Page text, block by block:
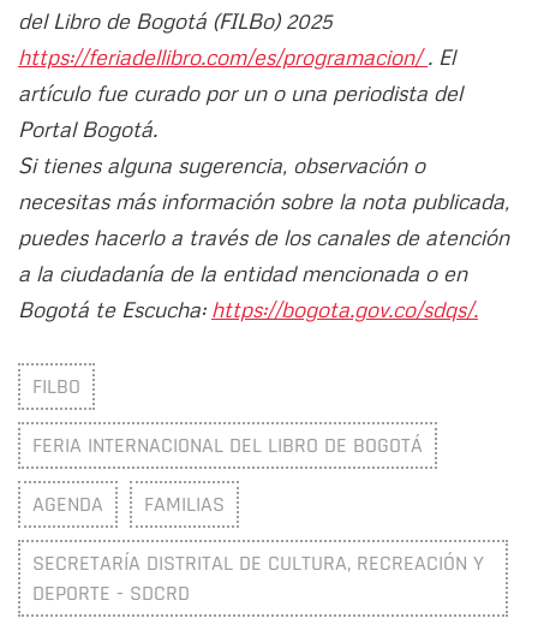
del Libro de Bogotá (FILBo) 2025
https://feriadellibro.com/es/programacion/. El
artículo fue curado por un o una periodista del
Portal Bogotá.
Si tienes alguna sugerencia, observación o
necesitas más información sobre la nota publicada,
puedes hacerlo a través de los canales de atención
a la ciudadanía de la entidad mencionada o en
Bogotá te Escucha: https://bogota.gov.co/sdqs/.
FILBO
FERIA INTERNACIONAL DEL LIBRO DE BOGOTÁ
AGENDA FAMILIAS
SECRETARÍA DISTRITAL DE CULTURA, RECREACIÓN Y
DEPORTE - SDCRD